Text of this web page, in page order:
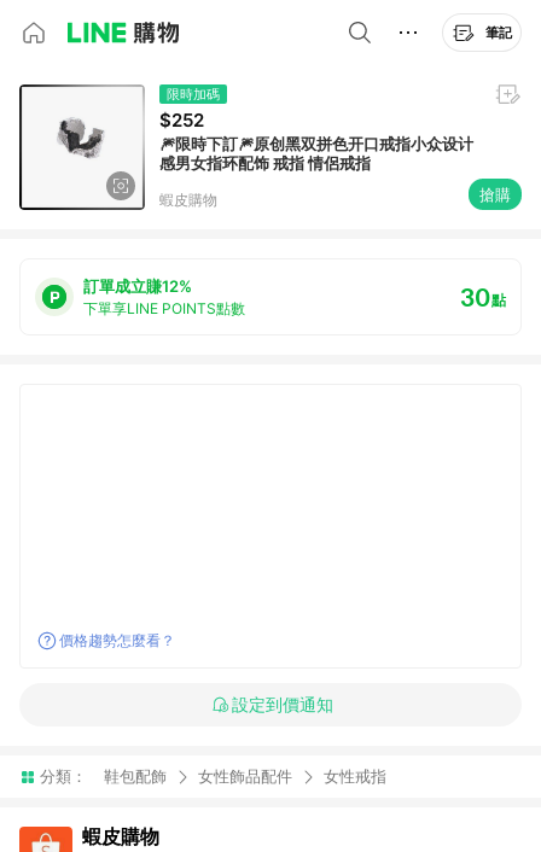
筆記
限時加碼
$252
🎆限時下訂🎆原创黑双拼色开口戒指小众设计
感男女指环配饰 戒指 情侶戒指
蝦皮購物 搶購
訂單成立賺12%
下單享LINE POINTS點數 30點
價格趨勢怎麼看？
設定到價通知
分類： 鞋包配飾 女性飾品配件 女性戒指
蝦皮購物